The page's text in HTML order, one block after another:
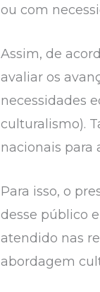
ou com
Assim, de
avaliar os
necessidades
culturalismo).
nacionais para
Para isso, o
desse público
atendido nas
abordagem